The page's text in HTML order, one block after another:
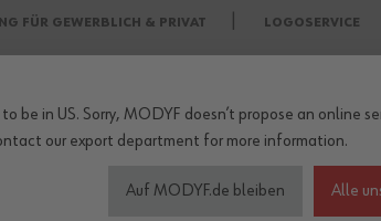
FÜR GEWERBLICH & PRIVAT LOGOSERVICE
Wetterschutzkleidung
to be in US. Sorry, MODYF doesn’t propose an online
our export department for more information.
Auf MODYF.de bleiben Alle